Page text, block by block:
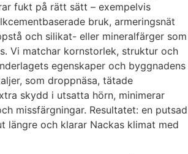
fukt på rätt sätt – exempelvis
bruk, armeringsnät
och silikat- eller mineralfärger som
Vi matchar kornstorlek, struktur och
egenskaper och byggnadens
som droppnäsa, tätade
skydd i utsatta hörn, minimerar
missfärgningar. Resultatet: en putsad
längre och klarar Nackas klimat med